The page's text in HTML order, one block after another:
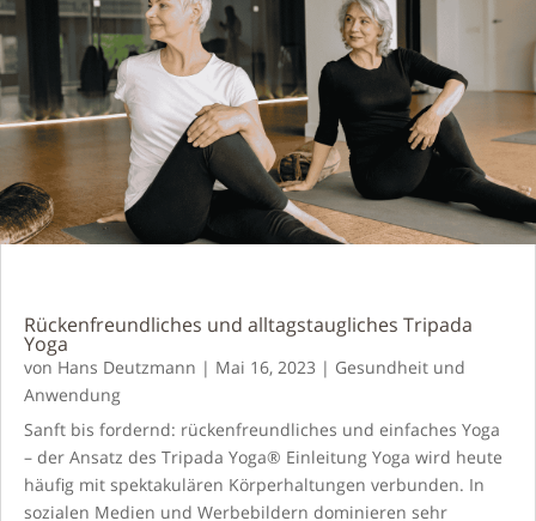
Rückenfreundliches und alltagstaugliches Tripada
Yoga
von Hans Deutzmann | Mai 16, 2023 | Gesundheit und
Anwendung
Sanft bis fordernd: rückenfreundliches und einfaches Yoga
– der Ansatz des Tripada Yoga® Einleitung Yoga wird heute
häufig mit spektakulären Körperhaltungen verbunden. In
sozialen Medien und Werbebildern dominieren sehr